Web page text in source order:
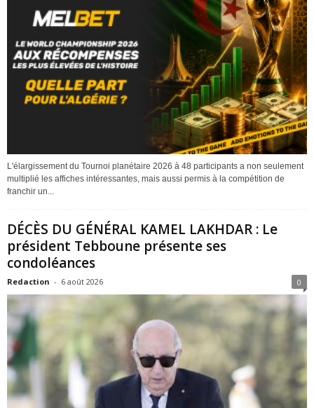
L'élargissement du Tournoi planétaire 2026 à 48 participants a non seulement
multiplié les affiches intéressantes, mais aussi permis à la compétition de
franchir un...
DÉCÈS DU GÉNÉRAL KAMEL LAKHDAR : Le
président Tebboune présente ses
condoléances
Redaction - 6 août 2026 0